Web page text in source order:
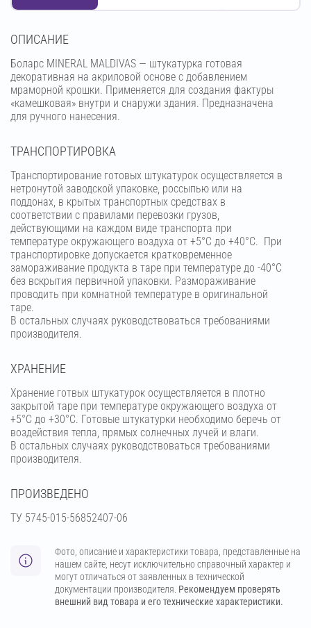
OПИСАНИЕ
Боларс MINERAL MALDIVAS — штукатурка готовая
декоративная на акриловой основе с добавлением
мраморной крошки. Применяется для создания фактуры
«камешковая» внутри и снаружи здания. Предназначена
для ручного нанесения.
ТРАНСПОРТИРОВКА
Транспортирование готовых штукатурок осуществляется в
нетронутой заводской упаковке, россыпью или на
поддонах, в крытых транспортных средствах в
соответствии с правилами перевозки грузов,
действующими на каждом виде транспорта при
температуре окружающего воздуха от +5°С до +40°С. При
транспортировке допускается кратковременное
замораживание продукта в таре при температуре до -40°С
без вскрытия первичной упаковки. Размораживание
проводить при комнатной температуре в оригинальной
таре.
В остальных случаях руководствоваться требованиями
производителя.
ХРАНЕНИЕ
Хранение готвых штукатурок осуществляется в плотно
закрытой таре при температуре окружающего воздуха от
+5°С до +30°С. Готовые штукатурки необходимо беречь от
воздействия тепла, прямых солнечных лучей и влаги.
В остальных случаях руководствоваться требованиями
производителя.
ПРОИЗВЕДЕНО
ТУ 5745-015-56852407-06
Фото, описание и характеристики товара, представленные на
нашем сайте, несут исключительно справочный характер и
могут отличаться от заявленных в технической
документации производителя. Рекомендуем проверять
внешний вид товара и его технические характеристики.